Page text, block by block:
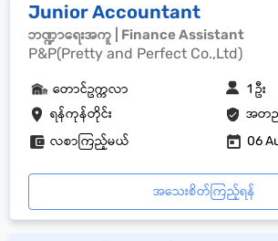
Junior Accountant
ဘဏ္ဍာရေးအကူ | Finance Assistant
P&P(Pretty and Perfect Co.,Ltd)
ရန်ကုန်တိုင်း အတည်
တောင်ဥက္ကလာ 1 ဦး
လစာကြည့်မယ် 06
အသေးစိတ်ကြည့်ရန်